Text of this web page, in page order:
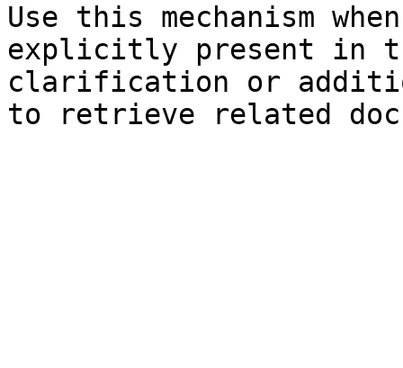
Use this mechanism
explicitly present in
clarification or